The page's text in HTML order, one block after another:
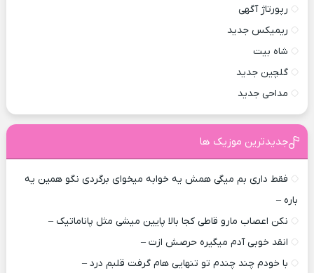
رپورتاژ آگهی
ریمیکس جدید
شاه بیت
گلچین جدید
مداحی جدید
جدیدترین موزیک ها
فقط داری بم میگی همش یه خوابه میخوای برگردی نگو همین یه
باره –
نکن اعصاب مارو قاطی کجا بالا پایین میشی مثل پاناماتیک –
انقد خوبی آدم میگیره حرصش ازت –
با خودم چند چندم تو تنهایی هام گرفت قلبم درد –